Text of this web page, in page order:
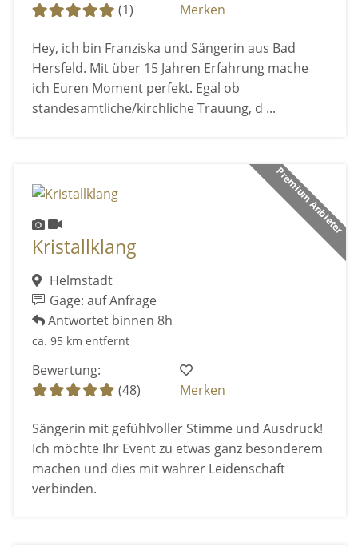
(1)
Merken
Hey, ich bin Franziska und Sängerin aus Bad
Hersfeld. Mit über 15 Jahren Erfahrung mache
ich Euren Moment perfekt. Egal ob
standesamtliche/kirchliche Trauung, d ...
Premium Anbieter
Kristallklang
Helmstadt
Gage: auf Anfrage
Antwortet binnen 8h
ca. 95 km entfernt
Bewertung:
(48)
Merken
Sängerin mit gefühlvoller Stimme und Ausdruck!
Ich möchte Ihr Event zu etwas ganz besonderem
machen und dies mit wahrer Leidenschaft
verbinden.